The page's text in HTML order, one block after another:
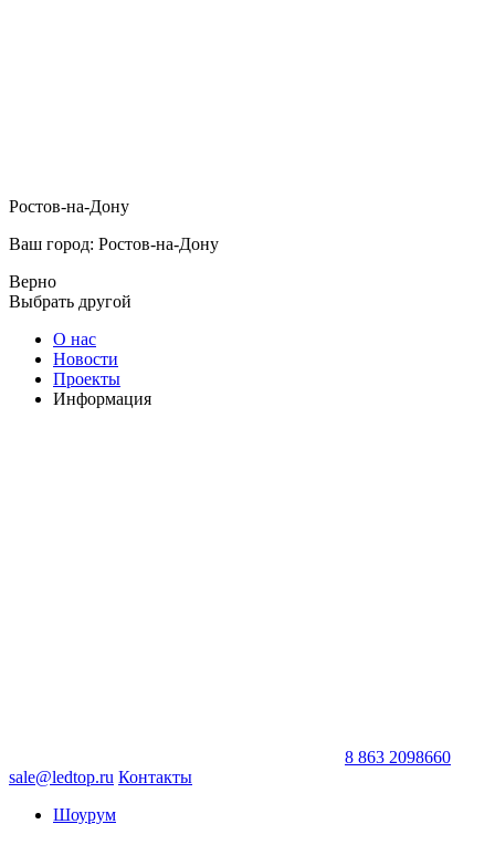
Ростов-на-Дону
Ваш город: Ростов-на-Дону
Верно
Выбрать другой
О нас
Новости
Проекты
Информация
8 863 2098660
sale@ledtop.ru Контакты
Шоурум